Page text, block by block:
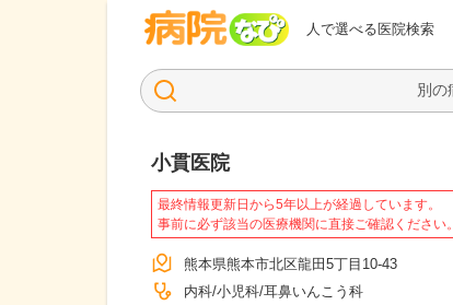
人で選べる医院検索
病院なび
小貫医院
最終情報更新日から5年以上が経過しています。
事前に必ず該当の医療機関に直接ご確認ください。
熊本県熊本市北区龍田5丁目10-43
内科 小児科 耳鼻いんこう科